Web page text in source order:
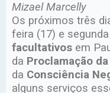
Mizael Marcelly
Os próximos três
feira (17) e
facultativos em
da Proclamação
da Consciência
alguns serviços